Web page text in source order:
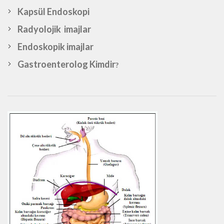
Kapsül Endoskopi
Radyolojik imajlar
Endoskopik imajlar
Gastroenterolog Kimdir?